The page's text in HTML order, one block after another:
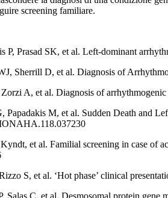
screening familiare.
P, Prasad SK, et al. Left-dominant
Sherrill D, et al. Diagnosis of
A, et al. Diagnosis of
Papadakis M, et al. Sudden Death and
et al. Familial screening in case of
S, et al. ‘Hot phase’ clinical
Salas C, et al. Desmosomal protein